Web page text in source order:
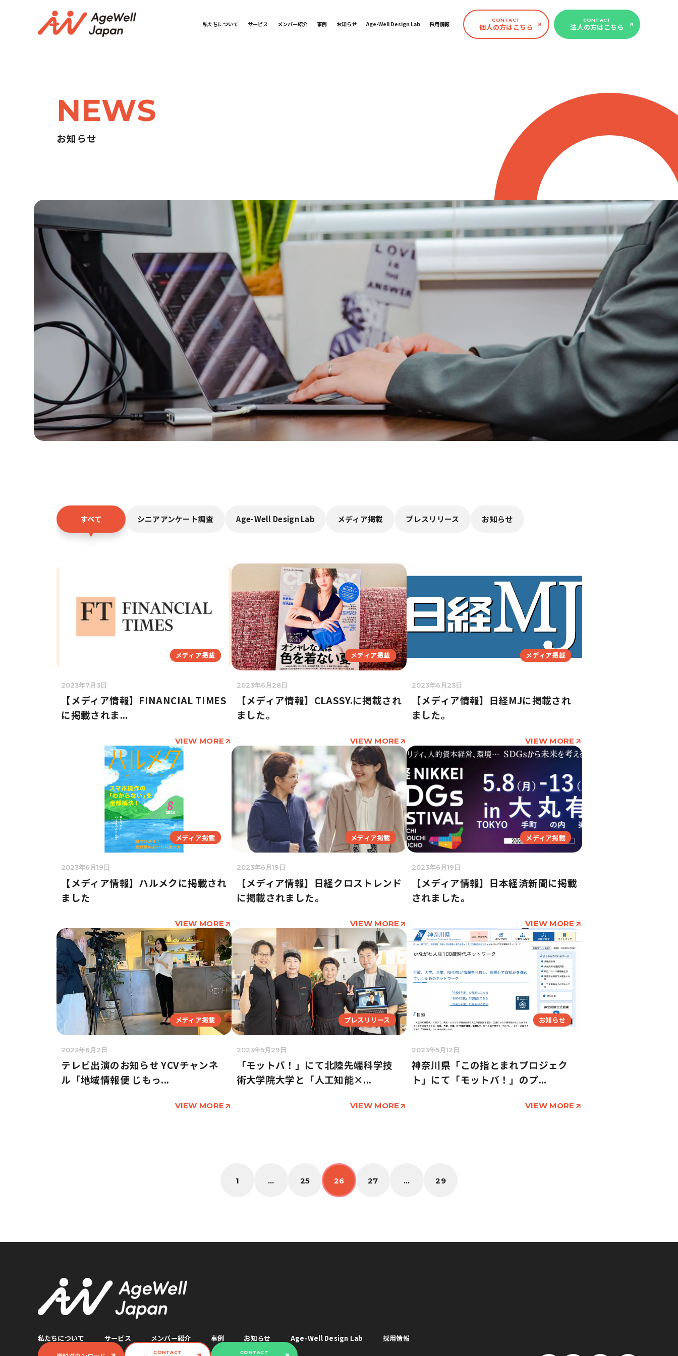
私たちについて サービス メンバー紹介 事例 お知らせ Age-Well Design Lab 採用情報
CONTACT
個人の方はこちら
CONTACT
法人の方はこちら
NEWS
お知らせ
すべて シニアアンケート調査 Age-Well Design Lab メディア掲載 プレスリリース お知らせ
メディア掲載
2023年7月3日
【メディア情報】FINANCIAL TIMES
に掲載されま...
VIEW MORE
メディア掲載
2023年6月28日
【メディア情報】CLASSY.に掲載され
ました。
VIEW MORE
メディア掲載
2023年6月23日
【メディア情報】日経MJに掲載され
ました。
VIEW MORE
メディア掲載
2023年6月19日
【メディア情報】ハルメクに掲載され
ました
VIEW MORE
メディア掲載
2023年6月19日
【メディア情報】日経クロストレンド
に掲載されました。
VIEW MORE
メディア掲載
2023年6月19日
【メディア情報】日本経済新聞に掲載
されました。
VIEW MORE
メディア掲載
2023年6月2日
テレビ出演のお知らせ YCVチャンネ
ル「地域情報便 じもっ...
VIEW MORE
プレスリリース
2023年5月29日
「モットバ！」にて北陸先端科学技
術大学院大学と「人工知能×...
VIEW MORE
お知らせ
2023年5月12日
神奈川県「この指とまれプロジェク
ト」にて「モットバ！」のプ...
VIEW MORE
1 … 25 26 27 … 29
私たちについて サービス メンバー紹介 事例 お知らせ Age-Well Design Lab 採用情報
CONTACT
CONTACT